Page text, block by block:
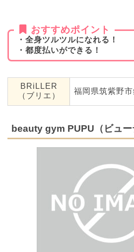
おすすめポイント
・全身ツルツルになれる！
・都度払いができる！
BRiLLER
（ブリエ）
福岡県筑紫野
beauty gym PUPU（ビュー